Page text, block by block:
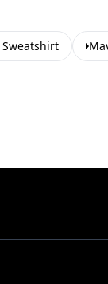
Sweatshirt